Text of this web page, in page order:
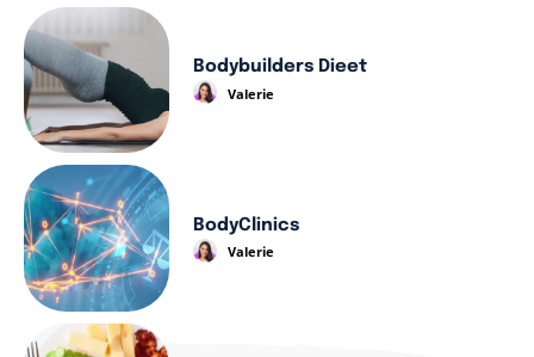
Bodybuilders Dieet
Valerie
BodyClinics
Valerie